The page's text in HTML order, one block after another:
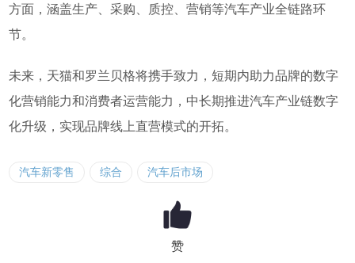
方面，涵盖生产、采购、质控、营销等汽车产业全链路环
节。
未来，天猫和罗兰贝格将携手致力，短期内助力品牌的数字
化营销能力和消费者运营能力，中长期推进汽车产业链数字
化升级，实现品牌线上直营模式的开拓。
汽车新零售 综合 汽车后市场
赞